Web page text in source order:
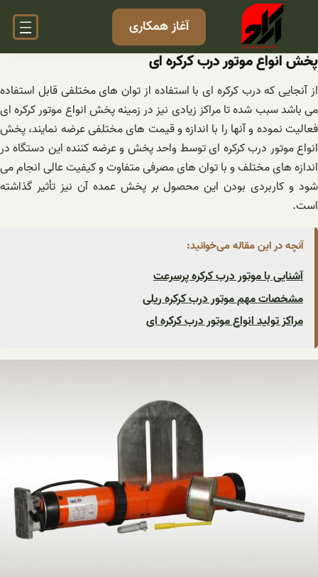
آغاز همکاری
پخش انواع موتور درب کرکره ای
از آنجایی که درب کرکره ای با استفاده از توان های مختلفی قابل استفاده
می باشد سبب شده تا مراکز زیادی نیز در زمینه پخش انواع موتور کرکره ای
فعالیت نموده و آنها را با اندازه و قیمت های مختلفی عرضه نمایند، پخش
انواع موتور درب کرکره ای توسط واحد پخش و عرضه کننده این دستگاه در
اندازه های مختلف و با توان های مصرفی متفاوت و کیفیت عالی انجام می‌
شود و کاربردی بودن این محصول بر پخش عمده آن نیز تأثیر گذاشته
است.
آنچه در این مقاله می‌خوانید:
آشنایی با موتور درب کرکره پرسرعت
مشخصات مهم موتور درب کرکره ریلی
مراکز تولید انواع موتور درب کرکره ای